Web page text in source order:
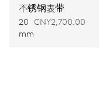
自动上链
不锈钢表带
20
mm
CNY2,700.00